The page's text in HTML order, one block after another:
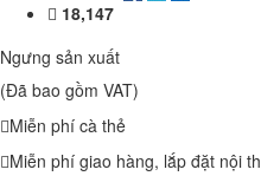
18,147
Ngưng sản xuất
(Đã bao gồm VAT)
Miễn phí cà thẻ
Miễn phí giao hàng, lắp đặt nội